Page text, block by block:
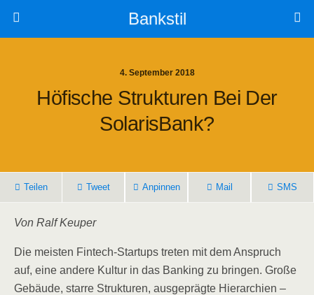
Bankstil
4. September 2018
Höfi­sche Struk­tu­ren Bei Der
SolarisBank?
Tei­len Tweet Anpin­nen Mail SMS
Von Ralf Keuper
Die meis­ten Fin­tech-Start­ups tre­ten mit dem Anspruch
auf, eine ande­re Kul­tur in das Ban­king zu brin­gen. Gro­ße
Gebäu­de, star­re Struk­tu­ren, aus­ge­präg­te Hier­ar­chien –